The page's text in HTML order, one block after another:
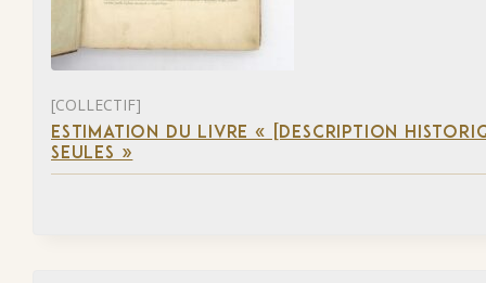
[COLLECTIF]
ESTIMATION DU LIVRE « [DESCRIPTION
SEULES »